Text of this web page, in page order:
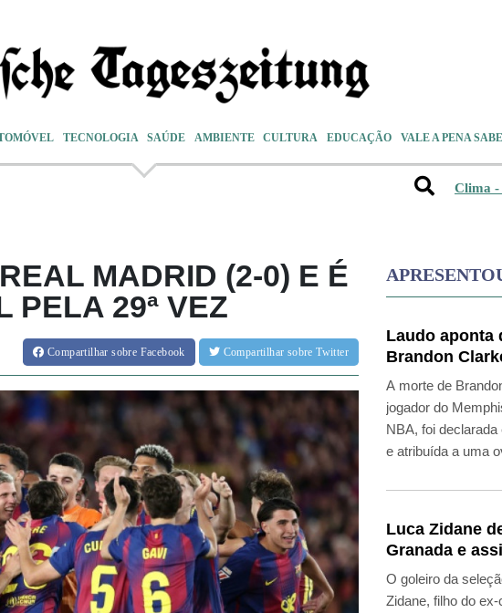
TECNOLOGIA SAÚDE AMBIENTE CULTURA EDUCAÇÃO VALE A PENA
Clima -
MADRID (2-0) E É
PELA 29ª VEZ
Compartilharsobre Facebook Compartilhar sobre Twitter
Laudo aponta
Brandon
da NBA, teve
overdose
A morte de
jogador do
NBA, foi
e atribuída a uma
anunciou o
Angeles nesta
Luca Zidane
Granada e
Leganés
O goleiro da
Zidane, filho do